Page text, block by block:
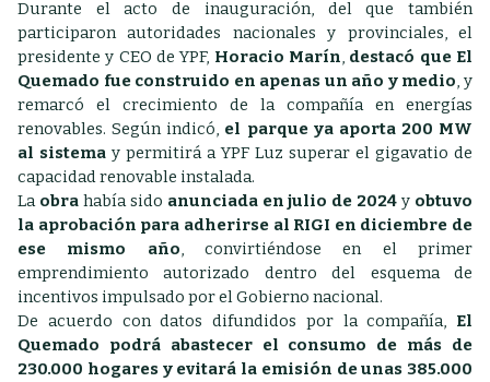
Durante el acto de inauguración, del que también
participaron autoridades nacionales y provinciales, el
presidente y CEO de YPF, Horacio Marín, destacó que El
Quemado fue construido en apenas un año y medio, y
remarcó el crecimiento de la compañía en energías
renovables. Según indicó, el parque ya aporta 200 MW
al sistema y permitirá a YPF Luz superar el gigavatio de
capacidad renovable instalada.
La obrahabía sido anunciada en julio de 2024 y obtuvo
la aprobación para adherirse al RIGI en diciembre de
ese mismo año, convirtiéndose en el primer
emprendimiento autorizado dentro del esquema de
incentivos impulsado por el Gobierno nacional.
De acuerdo con datos difundidos por la compañía, El
Quemado podrá abastecer el consumo de más de
230.000 hogares y evitará la emisión de unas 385.000